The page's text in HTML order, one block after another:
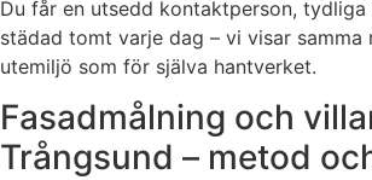
Du får en utsedd kontaktperson,
städad tomt varje dag – vi visar
utemiljö som för själva hantverket.
Fasadmålning och
Trångsund – metod